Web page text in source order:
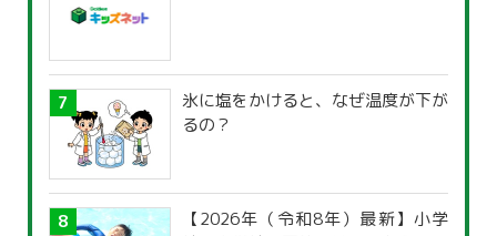
氷に塩をかけると、なぜ温度が下が
るの？
【2026年（令和8年）最新】小学